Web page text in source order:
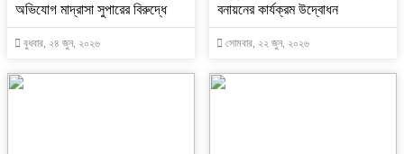
অভিযোগ মাদ্রাসা সুপারের বিরুদ্ধে
বুধবার, ২৪ জুন, ২০২৬
বনায়নের কার্যক্রম উদ্বোধন
সোমবার, ২২ জুন, ২০২৬